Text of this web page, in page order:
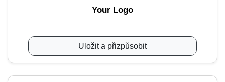
Your Logo
Uložit a přizpůsobit